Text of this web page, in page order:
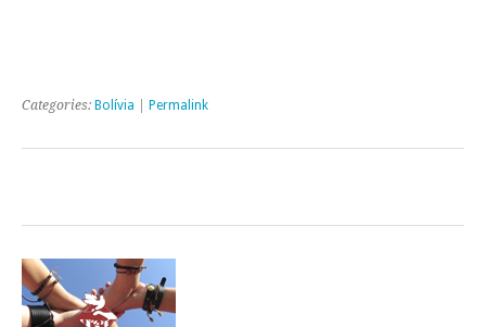
Categories: Bolívia Permalink